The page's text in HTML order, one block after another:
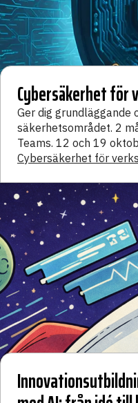
Cybersäkerhet för
Ger dig grundläggande
säkerhetsområdet. 2
Teams. 12 och 19
Cybersäkerhet för